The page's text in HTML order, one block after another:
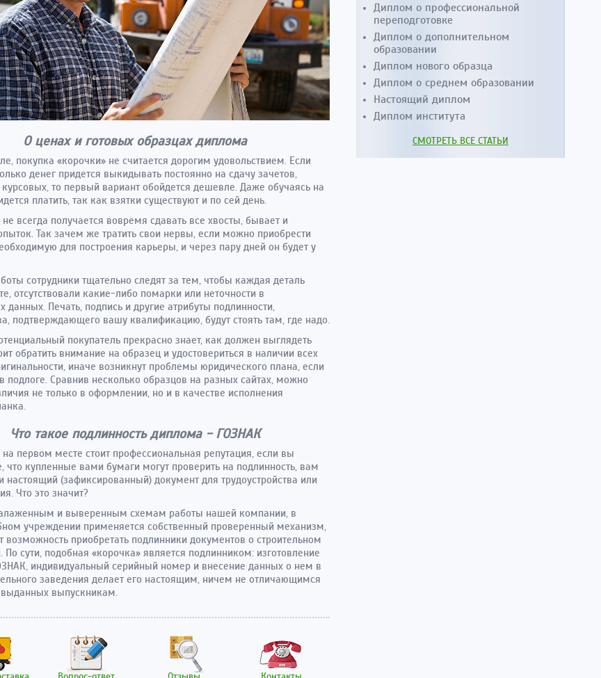
О ценах и готовых образцах диплома
покупка «корочки» не считается дорогим удовольствием. Если
денег придется выкидывать постоянно на сдачу зачетов,
то первый вариант обойдется дешевле. Даже обучаясь на
платить, так как взятки существуют и по сей день.
всегда получается вовремя сдавать все хвосты, бывает и
Так зачем же тратить свои нервы, если можно приобрести
для построения карьеры, и через пару дней он будет у
сотрудники тщательно следят за тем, чтобы каждая деталь
отсутствовали какие-либо помарки или неточности в
Печать, подпись и другие атрибуты подлинности,
подтверждающего вашу квалификацию, будут стоять там, где надо.
покупатель прекрасно знает, как должен выглядеть
обратить внимание на образец и удостовериться в наличии всех
, иначе возникнут проблемы юридического плана, если
подлоге. Сравнив несколько образцов на разных сайтах, можно
не только в оформлении, но и в качестве исполнения
Что такое подлинность диплома - ГОЗНАК
на первом месте стоит профессиональная репутация, если вы
что купленные вами бумаги могут проверить на подлинность, вам
настоящий (зафиксированный) документ для трудоустройства или
Что это значит?
и выверенным схемам работы нашей компании, в
учреждении применяется собственный проверенный механизм,
возможность приобретать подлинники документов о строительном
По сути, подобная «корочка» является подлинником: изготовление
индивидуальный серийный номер и внесение данных о нем в
заведения делает его настоящим, ничем не отличающимся
выданных выпускникам.
Диплом о профессиональной
переподготовке
Диплом о дополнительном
образовании
Диплом нового образца
Диплом о среднем образовании
Настоящий диплом
Диплом института
СМОТРЕТЬ ВСЕ СТАТЬИ